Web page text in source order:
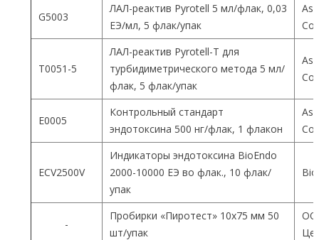
G5003
ЛАЛ-реактив Pyrotell 5 мл/флак, 0,03
ЕЭ/мл, 5 флак/упак
T0051-5
ЛАЛ-реактив Pyrotell-T для
турбидиметрического метода 5 мл/
флак, 5 флак/упак
E0005
Контрольный стандарт
эндотоксина 500 нг/флак, 1 флакон
ECV2500V
Индикаторы эндотоксина BioEndo
2000-10000 ЕЭ во флак., 10 флак/
упак
-
Пробирки «Пиротест» 10х75 мм 50
шт/упак